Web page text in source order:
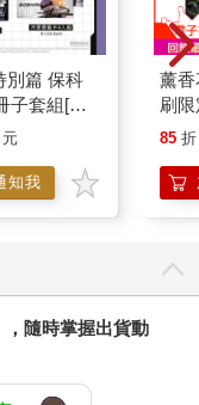
別篇 保科
子套組[限
元
知我
薰
刷
85 折
隨時掌握出貨動